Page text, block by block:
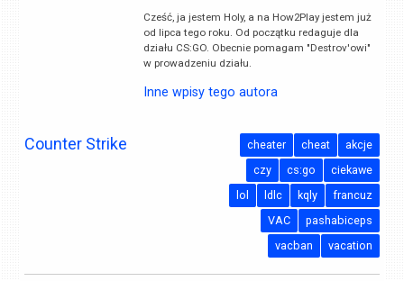
Cześć, ja jestem Holy, a na How2Play jestem już
od lipca tego roku. Od początku redaguje dla
działu CS:GO. Obecnie pomagam "Destrov'owi"
w prowadzeniu działu.
Inne wpisy tego autora
Counter Strike akcje
cheat
cheater
ciekawe
cs:go
czy
francuz
kqly
ldlc
lol
pashabiceps
VAC
vacation
vacban